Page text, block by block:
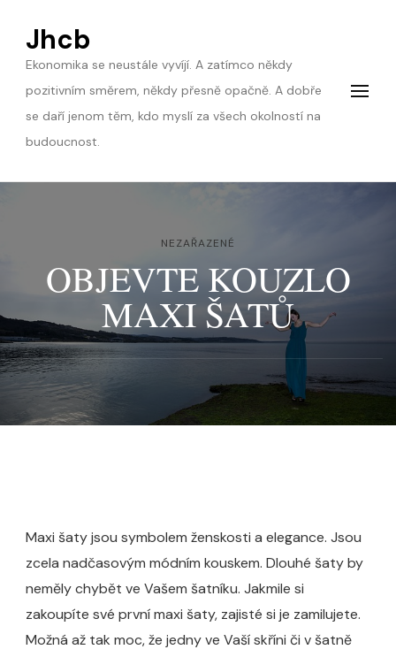
Jhcb
Ekonomika se neustále vyvíjí. A zatímco někdy
pozitivním směrem, někdy přesně opačně. A dobře
se daří jenom těm, kdo myslí za všech okolností na
budoucnost.
NEZAŘAZENÉ
OBJEVTE KOUZLO
MAXI ŠATŮ
Maxi šaty jsou symbolem ženskosti a elegance. Jsou
zcela nadčasovým módním kouskem. Dlouhé šaty by
neměly chybět ve Vašem šatníku. Jakmile si
zakoupíte své první maxi šaty, zajisté si je zamilujete.
Možná až tak moc, že jedny ve Vaší skříni či v šatně